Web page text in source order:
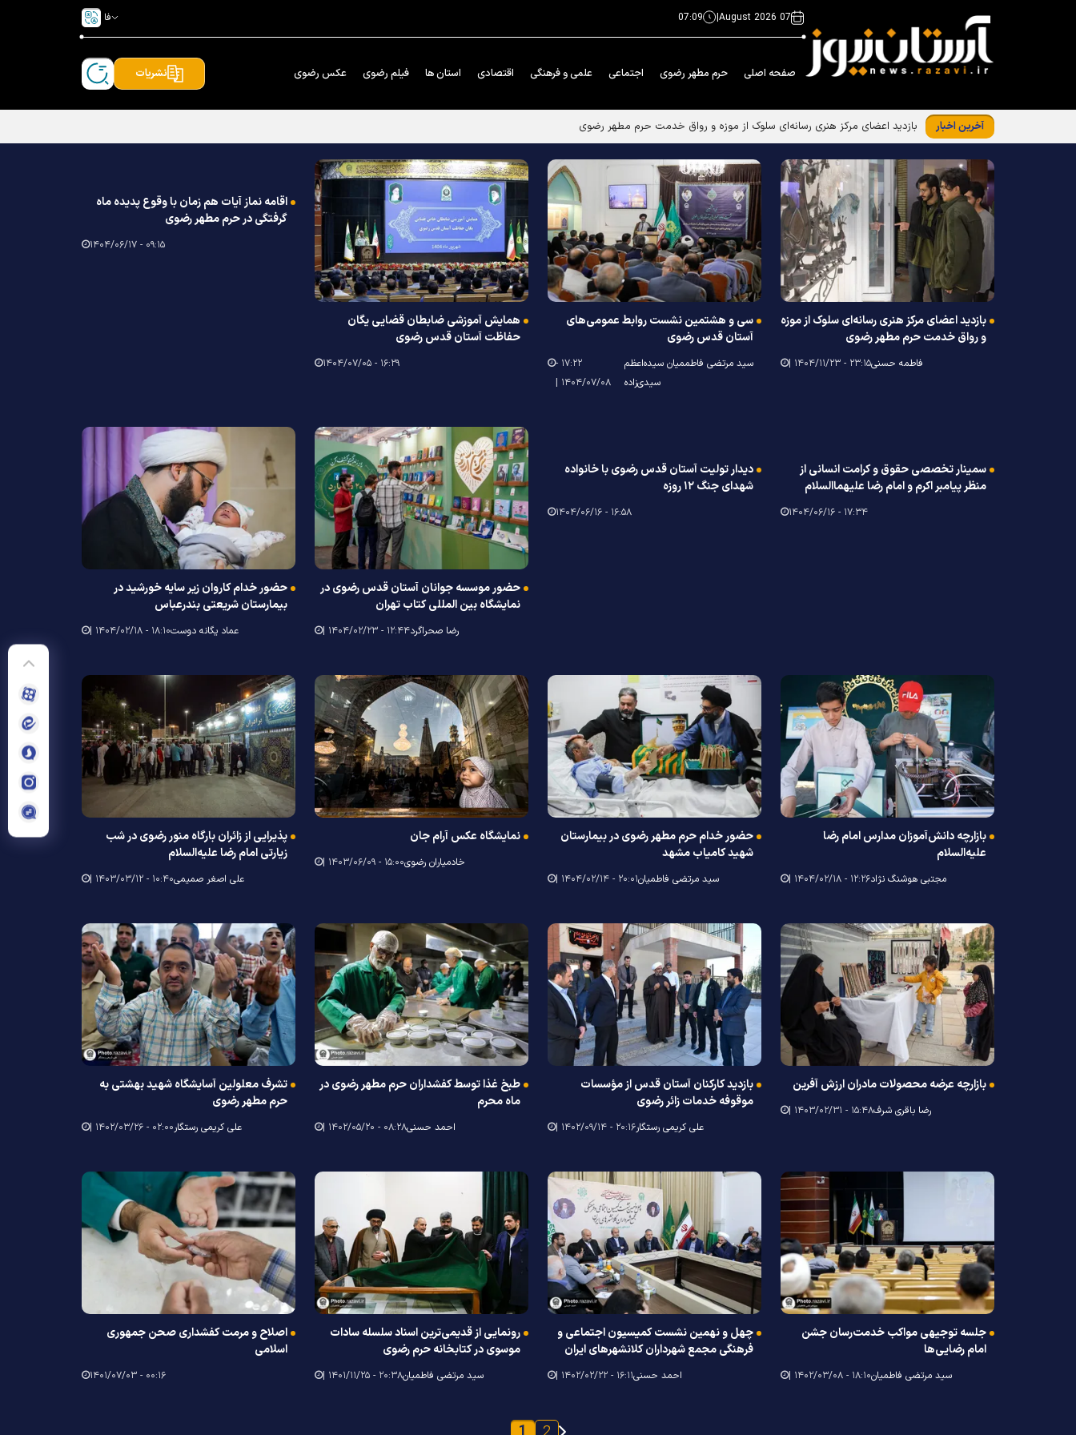
07 August 2026
|
07:09 فا
صفحه اصلی حرم مطهر رضوی اجتماعی علمی و فرهنگی اقتصادی استان ها فیلم رضوی عکس رضوی نشریات
آخرین اخبار بازدید اعضای مرکز هنری رسانه‌ای سلوک از موزه و رواق خدمت حرم مطهر رضوی
بازدید اعضای مرکز هنری رسانه‌ای سلوک از موزه
و رواق خدمت حرم مطهر رضوی
۲۳:۱۵ - ۱۴۰۴/۱۱/۲۳ |فاطمه حسنی
سی و هشتمین نشست روابط عمومی‌های
آستان قدس رضوی
۱۷:۲۲ -
۱۴۰۴/۰۷/۰۸ |
سید مرتضی فاطممیان سیده‌اعظم
سیدی‌زاده
همایش آموزشی ضابطان قضایی یگان
حفاظت آستان قدس رضوی
۱۶:۲۹ - ۱۴۰۴/۰۷/۰۵
اقامه نماز آیات هم زمان با وقوع پدیده ماه
گرفتگی در حرم مطهر رضوی
۰۹:۱۵ - ۱۴۰۴/۰۶/۱۷
سمینار تخصصی حقوق و کرامت انسانی از
منظر پیامبر اکرم و امام رضا علیهماالسلام
۱۷:۳۴ - ۱۴۰۴/۰۶/۱۶
دیدار تولیت آستان قدس رضوی با خانواده
شهدای جنگ ١٢ روزه
۱۶:۵۸ - ۱۴۰۴/۰۶/۱۶
حضور موسسه جوانان آستان قدس رضوی در
نمایشگاه بین المللی کتاب تهران
۱۲:۴۴ - ۱۴۰۴/۰۲/۲۳ |رضا صحراگرد
حضور خدام کاروان زیر سایه خورشید در
بیمارستان شریعتی بندرعباس
۱۸:۱۰ - ۱۴۰۴/۰۲/۱۸ |عماد یگانه دوست
بازارچه دانش‌آموزان مدارس امام رضا
علیه‌السلام
۱۲:۲۶ - ۱۴۰۴/۰۲/۱۸ |مجتبی هوشنگ نژاد
حضور خدام حرم مطهر رضوی در بیمارستان
شهید کامیاب مشهد
۲۰:۰۱ - ۱۴۰۴/۰۲/۱۴ |سید مرتضی فاطمیان
نمایشگاه عکس آرام جان
۱۵:۰۰ - ۱۴۰۳/۰۶/۰۹ |خادمیاران رضوی
پذیرایی از زائران بارگاه منور رضوی در شب
زیارتی امام رضا علیه‌السلام
۱۰:۴۰ - ۱۴۰۳/۰۳/۱۲ |علی اصغر صمیمی
بازارچه عرضه محصولات مادران ارزش آفرین
۱۵:۴۸ - ۱۴۰۳/۰۲/۳۱ |رضا باقری شرف
بازدید کارکنان آستان قدس از مؤسسات
موقوفه خدمات زائر رضوی
۲۰:۱۶ - ۱۴۰۲/۰۹/۱۴ |علی کریمی رستگار
طبخ غذا توسط کفشداران حرم مطهر رضوی در
ماه محرم
۰۸:۲۸ - ۱۴۰۲/۰۵/۲۰ |احمد حسنی
تشرف معلولین آسایشگاه شهید بهشتی به
حرم مطهر رضوی
۰۲:۰۰ - ۱۴۰۲/۰۳/۲۶ |علی کریمی رستگار
جلسه توجیهی مواکب خدمت‌رسان جشن
امام رضایی‌ها
۱۸:۱۰ - ۱۴۰۲/۰۳/۰۸ |سید مرتضی فاطمیان
چهل و نهمین نشست کمیسیون اجتماعی و
فرهنگی مجمع شهرداران کلانشهرهای ایران
۱۶:۱۱ - ۱۴۰۲/۰۲/۲۲ |احمد حسنی
رونمایی از قدیمی‌ترین اسناد سلسله سادات
موسوی در کتابخانه حرم رضوی
۲۰:۳۸ - ۱۴۰۱/۱۱/۲۵ |سید مرتضی فاطمیان
اصلاح و مرمت کفشداری صحن جمهوری
اسلامی
۰۰:۱۶ - ۱۴۰۱/۰۷/۰۳